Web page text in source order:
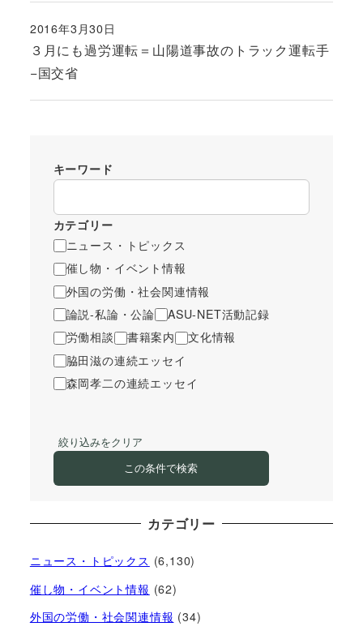
３月にも過労運転＝山陽道事故のトラック運転手
−国交省
投稿日
2016年3月30日
キーワード
カテゴリー
ニュース・トピックス
催し物・イベント情報
外国の労働・社会関連情報
論説-私論・公論
ASU-NET活動記録
労働相談
書籍案内
文化情報
脇田滋の連続エッセイ
森岡孝二の連続エッセイ
絞り込みをクリア
この条件で検索
カテゴリー
ニュース・トピックス (6,130)
催し物・イベント情報 (62)
外国の労働・社会関連情報 (34)